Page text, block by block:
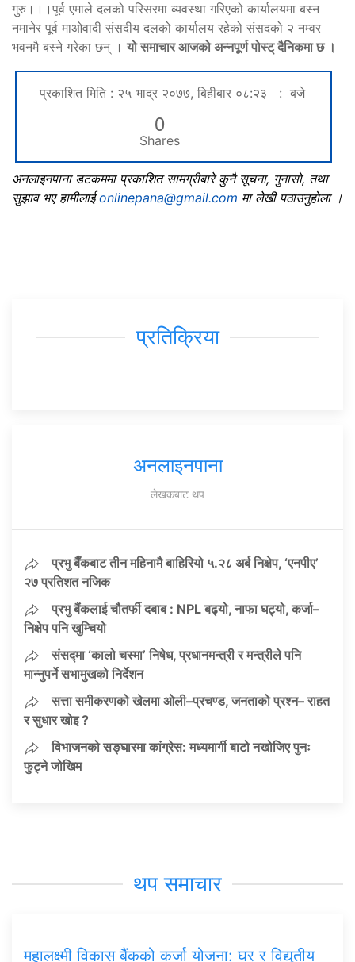
गुरु।।।पूर्व एमाले दलको परिसरमा व्यवस्था गरिएको कार्यालयमा बस्न
नमानेर पूर्व माओवादी संसदीय दलको कार्यालय रहेको संसदको २ नम्वर
भवनमै बस्ने गरेका छन् ।यो समाचार आजको अन्नपूर्ण पोस्ट् दैनिकमा छ ।
प्रकाशित मिति : २५ भाद्र २०७७, बिहीबार ०८:२३ : बजे
0
Shares
अनलाइनपाना डटकममा प्रकाशित सामग्रीबारे कुनै सूचना, गुनासो, तथा
सुझाव भए हामीलाईonlinepana@gmail.com मा लेखी पठाउनुहोला ।
प्रतिक्रिया
अनलाइनपाना
लेखकबाट थप
प्रभु बैँकबाट तीन महिनामै बाहिरियो ५.२८ अर्ब निक्षेप, ‘एनपीए’
२७ प्रतिशत नजिक
प्रभु बैंकलाई चौतर्फी दबाब : NPL बढ्यो, नाफा घट्यो, कर्जा–
निक्षेप पनि खुम्चियो
संसद्मा ‘कालो चस्मा’ निषेध, प्रधानमन्त्री र मन्त्रीले पनि
मान्नुपर्ने सभामुखको निर्देशन
सत्ता समीकरणको खेलमा ओली–प्रचण्ड, जनताको प्रश्न– राहत
र सुधार खोइ ?
विभाजनको सङ्घारमा कांग्रेस: मध्यमार्गी बाटो नखोजिए पुनः
फुट्ने जोखिम
थप समाचार
महालक्ष्मी विकास बैंकको कर्जा योजना: घर र विद्युतीय